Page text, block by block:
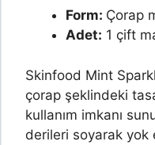
Form: Çorap
Adet: 1 çift
Skinfood Mint
çorap şeklindeki
kullanım imkanı
derileri soyarak yok